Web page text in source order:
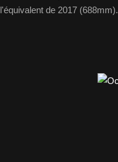
l'équivalent de 2017 (688mm).